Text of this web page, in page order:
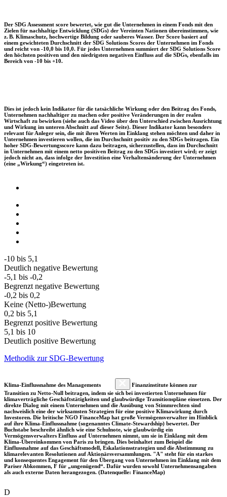
Der SDG Assessment score bewertet, wie gut die Unternehmen in einem Fonds mit den
Zielen für nachhaltige Entwicklung (SDGs) der Vereinten Nationen übereinstimmen, wie
z. B. Klimaschutz, hochwertige Bildung oder sauberes Wasser. Der Score basiert auf
einem gewichteten Durchschnitt der SDG Solutions Scores der Unternehmen im Fonds
und reicht von -10,0 bis 10,0. Für jedes Unternehmen summiert der SDG Solutions Score
den höchsten positiven und den niedrigsten negativen Einfluss auf die SDGs, ebenfalls im
Bereich von -10 bis +10.
Dies ist jedoch kein Indikator für die tatsächliche Wirkung oder den Beitrag des Fonds,
Unternehmen nachhaltiger zu machen oder positive Veränderungen in der realen
Wirtschaft zu bewirken (siehe auch das Video über den Unterschied zwischen Ausrichtung
und Wirkung im unteren Abschnitt auf dieser Seite). Dieser Indikator kann besonders
relevant für Anleger sein, die mit ihren Werten im Einklang stehen möchten und daher in
Unternehmen investieren wollen, die im Durchschnitt positiv zu den SDGs beitragen. Ein
hoher SDG-Bewertungsscore kann dazu beitragen, sicherzustellen, dass im Durchschnitt
in Unternehmen mit einem netto positiven Beitrag zu den SDGs investiert wird; er zeigt
jedoch nicht an, dass infolge der Investition eine Verhaltensänderung der Unternehmen
(eine „Wirkung“) eingetreten ist.
-10 bis 5,1
Deutlich negative Bewertung
-5,1 bis -0,2
Begrenzt negative Bewertung
-0,2 bis 0,2
Keine (Netto-)Bewertung
0,2 bis 5,1
Begrenzt positive Bewertung
5,1 bis 10
Deutlich positive Bewertung
Methodik zur SDG-Bewertung
Klima-Einflussnahme des Managements
Finanzinstitute können zur
Transition zu Netto-Null beitragen, indem sie sich bei investierten Unternehmen für
klimaverträgliche Geschäftstätigkeiten und glaubwürdige Transitionspläne einsetzen. Der
direkte Dialog mit einem Unternehmen und die Ausübung von Stimmrechten sind
nachweislich eine der wirksamsten Strategien für eine positive Klimawirkung durch
Investoren. Die britische NGO FinanceMap hat große Vermögensverwalter im Hinblick
auf ihre Klima-Einflussnahme (sogenanntes Climate-Stewardship) bewertet. Der
Buchstabe beschreibt ähnlich wie eine Schulnote, wie glaubwürdig ein
Vermögensverwalters Einfluss auf Unternehmen nimmt, um sie in Einklang mit dem
Klima-Übereinkommen von Paris zu bringen. Dies beinhaltet zum Beispiel die
Einflussnahme auf das Geschäftsmodell, Eskalationsstrategien und die Abstimmung zu
klimarelevanten Resolutionen auf Aktionärsversammlungen. "A" steht für ein starkes
und konsequentes Engagement für den Übergang von Unternehmen im Einklang mit dem
Pariser Abkommen, F für „ungenügend“. Dafür wurden sowohl Unternehmensangaben
als auch externe Daten herangezogen. (Datenquelle: FinanceMap)
D